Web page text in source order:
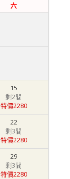
六
15
剩2間
特價2280
22
剩3間
特價2280
29
剩3間
特價2280